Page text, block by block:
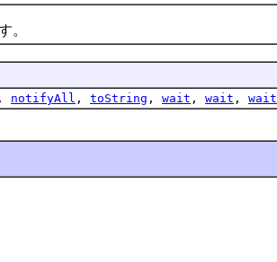
。
, notifyAll , toString , wait , wait , wait